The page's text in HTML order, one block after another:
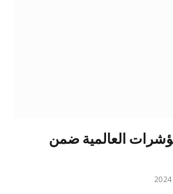
العالمية ضمن